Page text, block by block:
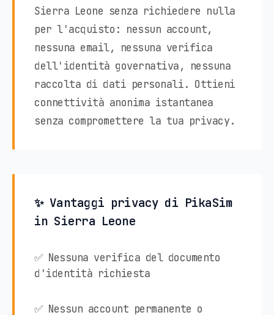
Sierra Leone senza richiedere nulla
per l'acquisto: nessun account,
nessuna email, nessuna verifica
dell'identità governativa, nessuna
raccolta di dati personali. Ottieni
connettività anonima istantanea
senza compromettere la tua privacy.
✨ Vantaggi privacy di PikaSim
in Sierra Leone
✅ Nessuna verifica del documento
d'identità richiesta
✅ Nessun account permanente o